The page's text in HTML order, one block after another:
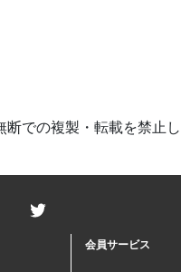
断での複製・転載を禁止
会員サービス